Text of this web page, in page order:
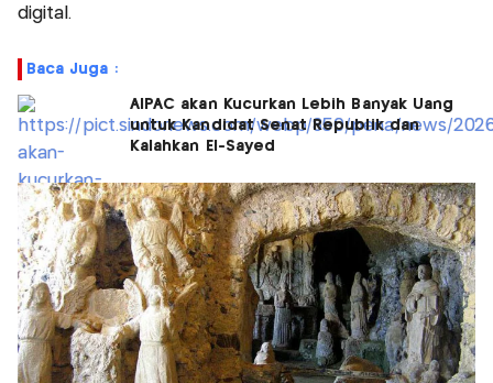
digital.
Baca Juga :
AIPAC akan Kucurkan Lebih Banyak Uang
untuk Kandidat Senat Republik dan
Kalahkan El-Sayed